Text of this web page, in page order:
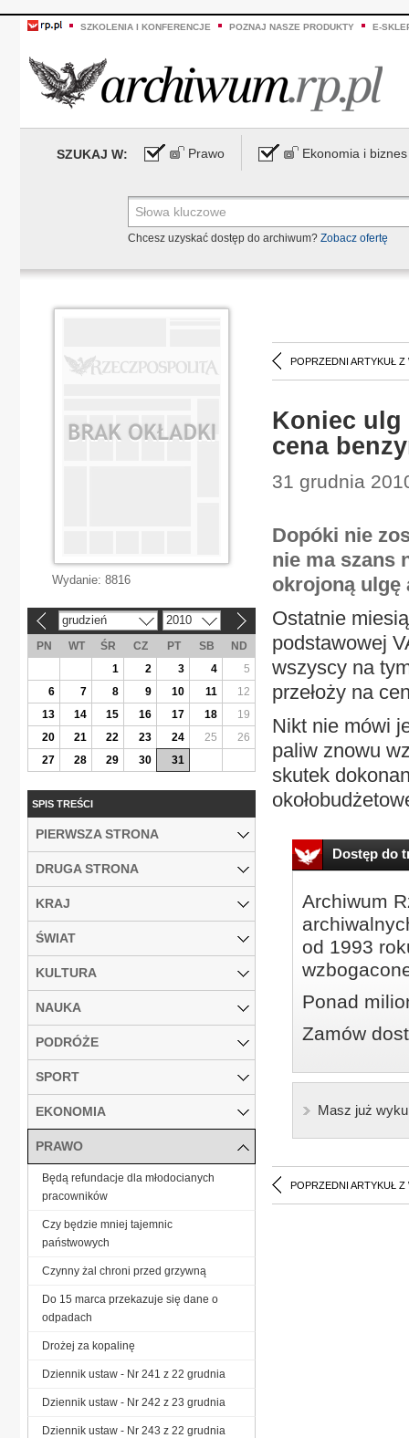
SZKOLENIA I KONFERENCJE POZNAJ NASZE PRODUKTY E-
SZUKAJ W: Prawo Ekonomia i biznes
Chcesz uzyskać dostęp do archiwum? Zobacz ofertę
POPRZEDNI ARTYKUŁ Z
Koniec ulg
cena
31 grudnia
Dopóki nie
nie ma szans
okrojoną ulgę
Ostatnie
podstawowej
wszyscy na
przełoży na
Nikt nie mówi
paliw znowu
skutek
Dostęp do
Archiwum
od 1993
Ponad
Zamów
Masz już
POPRZEDNI ARTYKUŁ Z
Wydanie: 8816
grudzień 2010
PN WT ŚR CZ PT SB
ND
1
2 3 4
5
6
7 8 9 10 11
12
13
14 15 16 17 18
19
20
21 22 23 24 25
26
27
28 29 30 31
SPIS TREŚCI
PIERWSZA STRONA
DRUGA STRONA
KRAJ
ŚWIAT
KULTURA
NAUKA
PODRÓŻE
SPORT
EKONOMIA
PRAWO
Będą refundacje dla młodocianych
pracowników
Czy będzie mniej tajemnic
państwowych
Czynny żal chroni przed grzywną
Do 15 marca przekazuje się dane o
odpadach
Drożej za kopalinę
Dziennik ustaw - Nr 241 z 22 grudnia
Dziennik ustaw - Nr 242 z 23 grudnia
Dziennik ustaw - Nr 243 z 22 grudnia